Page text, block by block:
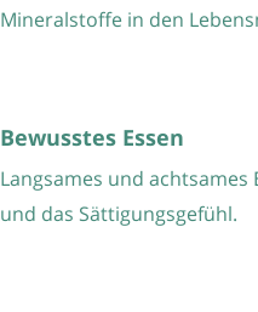
Mineralstoffe in den
Bewusstes Essen
Langsames und
und das Sättigungsgefühl.